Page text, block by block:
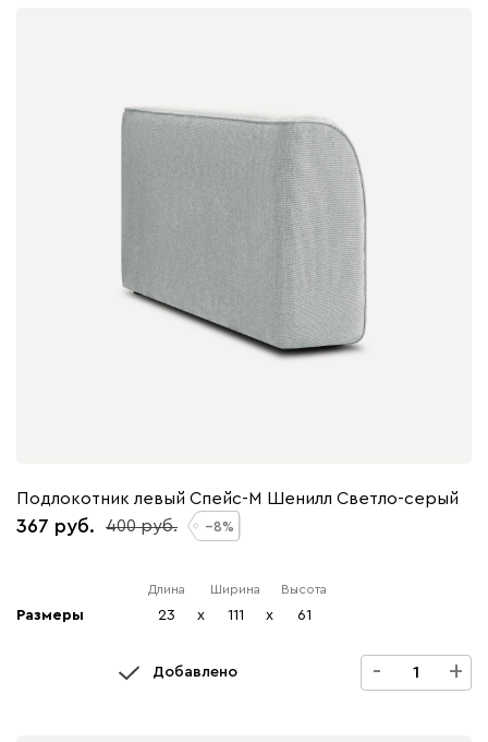
Подлокотник левый Спейс-М Шенилл Светло-серый
367 400 8
Размеры
Длина
23 x
Ширина
111 x
Высота
61
Добавлено - +